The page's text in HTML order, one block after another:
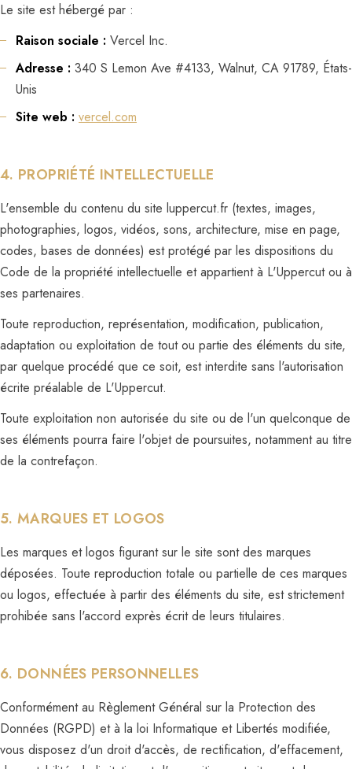
Le site est hébergé par :
Raison sociale : Vercel Inc.
Adresse : 340 S Lemon Ave #4133, Walnut, CA 91789, États-
Unis
Site web : vercel.com
4. PROPRIÉTÉ INTELLECTUELLE
L'ensemble du contenu du site luppercut.fr (textes, images,
photographies, logos, vidéos, sons, architecture, mise en page,
codes, bases de données) est protégé par les dispositions du
Code de la propriété intellectuelle et appartient à L'Uppercut ou à
ses partenaires.
Toute reproduction, représentation, modification, publication,
adaptation ou exploitation de tout ou partie des éléments du site,
par quelque procédé que ce soit, est interdite sans l'autorisation
écrite préalable de L'Uppercut.
Toute exploitation non autorisée du site ou de l'un quelconque de
ses éléments pourra faire l'objet de poursuites, notamment au titre
de la contrefaçon.
5. MARQUES ET LOGOS
Les marques et logos figurant sur le site sont des marques
déposées. Toute reproduction totale ou partielle de ces marques
ou logos, effectuée à partir des éléments du site, est strictement
prohibée sans l'accord exprès écrit de leurs titulaires.
6. DONNÉES PERSONNELLES
Conformément au Règlement Général sur la Protection des
Données (RGPD) et à la loi Informatique et Libertés modifiée,
vous disposez d'un droit d'accès, de rectification, d'effacement,